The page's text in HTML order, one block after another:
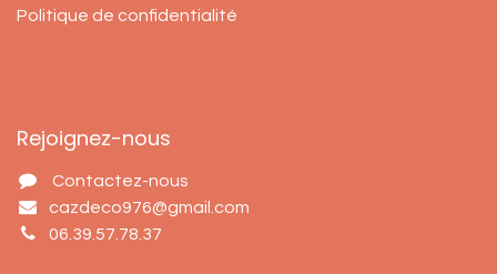
Politique de confidentialité
Rejoignez-nous
Contactez-nous
cazdeco976@gmail.com
06.39.57.78.37